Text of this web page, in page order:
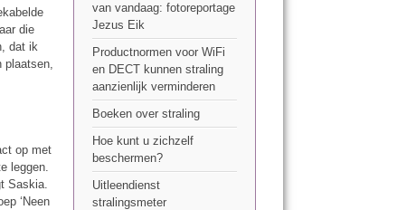
die
dat ik
op met
leggen.
Saskia.
‘Neen
van vandaag: fotoreportage
Jezus Eik
Productnormen voor WiFi
en DECT kunnen straling
aanzienlijk verminderen
Boeken over straling
Hoe kunt u zichzelf
beschermen?
Uitleendienst
stralingsmeter